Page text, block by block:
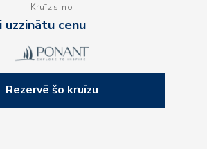
Kruīzs no
uzzinātu cenu
Rezervē šo kruīzu